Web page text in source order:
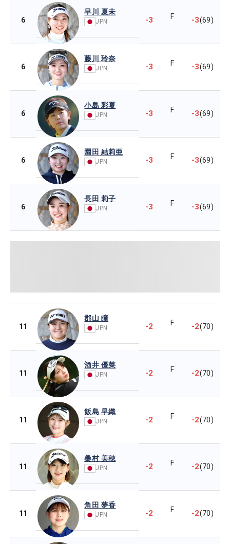
6
早川 夏未
JPN -3 F -3(69)
6
藤川 玲奈
JPN -3 F -3(69)
6
小島 彩夏
JPN -3 F -3(69)
6
園田 結莉亜
JPN -3 F -3(69)
6
長田 莉子
JPN -3 F -3(69)
11
郡山 瞳
JPN -2 F -2(70)
11
酒井 優菜
JPN -2 F -2(70)
11
飯島 早織
JPN -2 F -2(70)
11
桑村 美穂
JPN -2 F -2(70)
11
角田 夢香
JPN -2 F -2(70)